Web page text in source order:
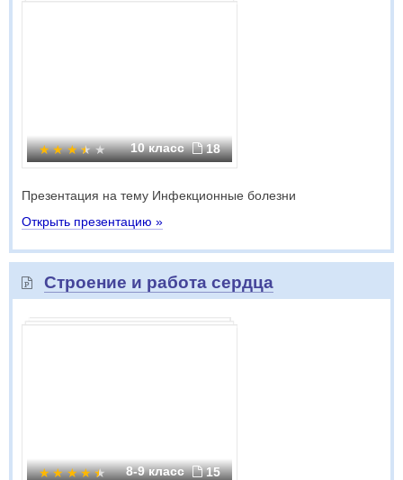
10 класс 18
Презентация на тему Инфекционные болезни
Открыть презентацию »
Строение и работа сердца
8-9 класс 15